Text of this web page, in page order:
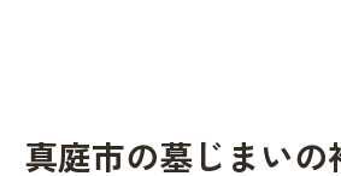
真庭市の墓じまいの